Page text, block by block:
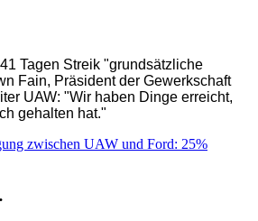
Tagen Streik "grundsätzliche
Fain, Präsident der Gewerkschaft
UAW: "Wir haben Dinge erreicht,
gehalten hat."
zwischen UAW und Ford: 25%